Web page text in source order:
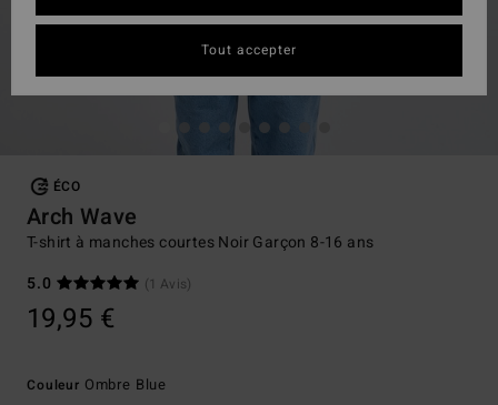
ÉCO
Arch Wave
T-shirt à manches courtes Noir Garçon 8-16 ans
5.0
(1 Avis)
19,95 €
Couleur Ombre Blue
Tout accepter